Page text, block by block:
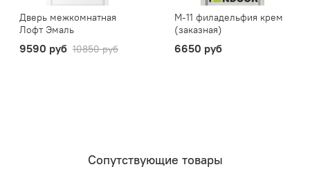
Дверь межкомнатная
Лофт Эмаль
9590 руб 10850 руб
М-11 филадельфия крем
(заказная)
6650 руб
Сопутствующие товары